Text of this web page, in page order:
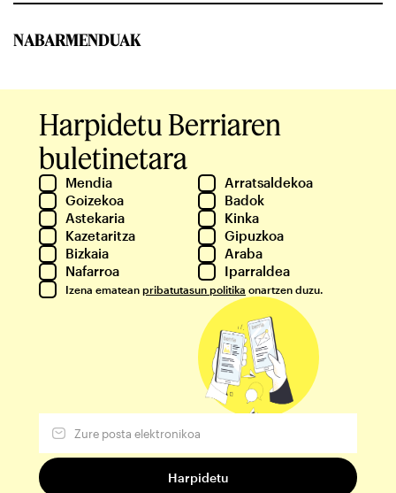
NABARMENDUAK
Harpidetu Berriaren
buletinetara
Mendia
Arratsaldekoa
Goizekoa
Badok
Astekaria
Kinka
Kazetaritza
Gipuzkoa
Bizkaia
Araba
Nafarroa
Iparraldea
Izena ematean pribatutasun politika onartzen duzu.